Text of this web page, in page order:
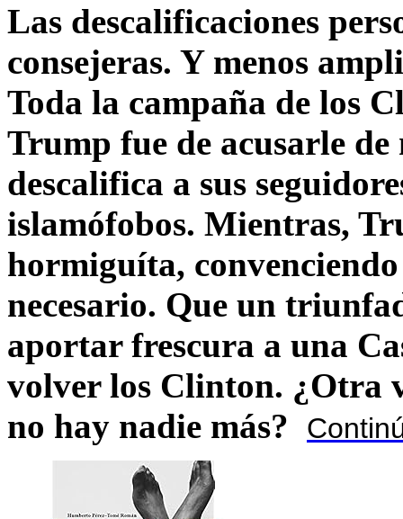
Las descalificaciones
consejeras. Y menos
Toda la campaña de los
Trump fue de acusarle
descalifica a sus
islamófobos. Mientras,
hormiguíta,
necesario. Que un
aportar frescura a una
volver los Clinton. ¿Otra
no hay nadie más?